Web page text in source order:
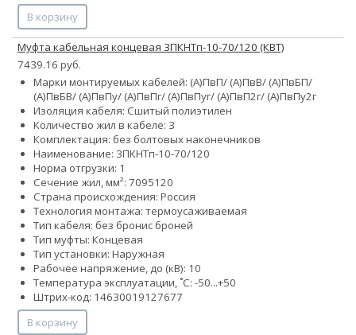
В корзину
Муфта кабельная концевая 3ПКНТп-10-70/120 (КВТ)
7439.16 руб.
Марки монтируемых кабелей: (А)ПвП/ (А)ПвВ/ (А)ПвБП/
(А)ПвБВ/ (А)ПвПу/ (А)ПвПг/ (А)ПвПуг/ (А)ПвП2г/ (А)ПвПу2г
Изоляция кабеля: Сшитый полиэтилен
Количество жил в кабеле: 3
Комплектация: без болтовых наконечников
Наименование: 3ПКНТп-10-70/120
Норма отгрузки: 1
Сечение жил, мм²: 7095120
Страна происхождения: Россия
Технология монтажа: термоусаживаемая
Тип кабеля: без бронис броней
Тип муфты: Концевая
Тип установки: Наружная
Рабочее напряжение, до (кВ): 10
Температура эксплуатации, ˚С: -50...+50
Штрих-код: 14630019127677
В корзину